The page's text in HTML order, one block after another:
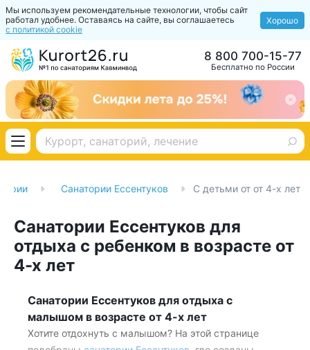
Мы используем рекомендательные технологии, чтобы сайт
работал удобнее. Оставаясь на сайте, вы соглашаетесь
с политикой cookie
Хорошо
Бесплатно по России
8 800 700-15-77
Санатории Ессентуков С детьми от от 4-х лет
Санатории Ессентуков для
отдыха с ребенком в возрасте от
4-х лет
Санатории Ессентуков для отдыха с
малышом в возрасте от 4-х лет
Хотите отдохнуть с малышом? На этой странице